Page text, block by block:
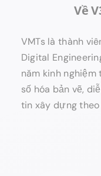
Về
VMTs là thành
Digital
năm kinh
số hóa bản vẽ,
tin xây dựng